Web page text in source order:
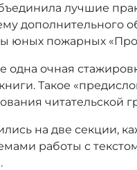
лучшие
дополнительного
юных пожарных
одна очная
Такое
читательской
на две секции,
работы с